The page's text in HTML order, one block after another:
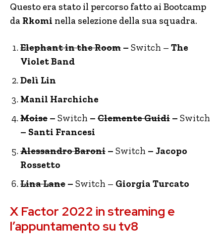
Questo era stato il percorso fatto ai Bootcamp
da Rkomi nella selezione della sua squadra.
Elephant in the Room – Switch – The
Violet Band
Delì Lin
Manil Harchiche
Moise – Switch – Clemente Guidi – Switch
– Santi Francesi
Alessandro Baroni – Switch – Jacopo
Rossetto
Lina Lane – Switch – Giorgia Turcato
X Factor 2022 in streaming e
l’appuntamento su tv8